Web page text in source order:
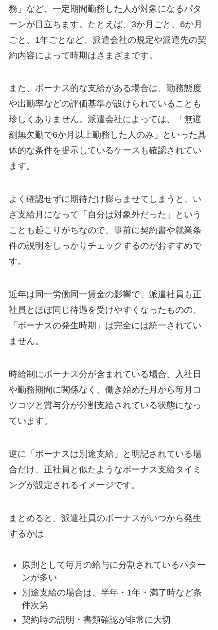
務」など、一定期間勤務した人が対象になるパタ
ーンが目立ちます。たとえば、3か月ごと、6か月
ごと、1年ごとなど、派遣会社の規定や派遣先の契
約内容によって時期はさまざまです。
また、ボーナス的な支給がある場合は、勤務態度
や出勤率などの評価基準が設けられていることも
珍しくありません。派遣会社によっては、「無遅
刻無欠勤で6か月以上勤務した人のみ」といった具
体的な条件を提示しているケースも確認されてい
ます。
よく確認せずに期待だけ膨らませてしまうと、い
ざ支給月になって「自分は対象外だった」という
ことも起こりがちなので、事前に契約書や就業条
件の説明をしっかりチェックするのがおすすめで
す。
近年は同一労働同一賃金の影響で、派遣社員も正
社員とほぼ同じ待遇を受けやすくなったものの、
「ボーナスの発生時期」は完全には統一されてい
ません。
時給制にボーナス分が含まれている場合、入社日
や勤務期間に関係なく、働き始めた月から毎月コ
ツコツと賞与分が分割支給されている状態になっ
ています。
逆に「ボーナスは別途支給」と明記されている場
合だけ、正社員と似たようなボーナス支給タイミ
ングが設定されるイメージです。
まとめると、派遣社員のボーナスがいつから発生
するかは
原則として毎月の給与に分割されているパター
ンが多い
別途支給の場合は、半年・1年・満了時など条
件次第
契約時の説明・書類確認が非常に大切